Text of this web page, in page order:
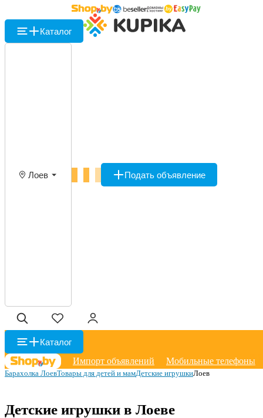
Каталог
Лоев Подать объявление
Каталог
Импорт объявлений
Мобильные телефоны
Барахолка ЛоевТовары для детей и мамДетские игрушкиЛоев
Детские игрушки в Лоеве